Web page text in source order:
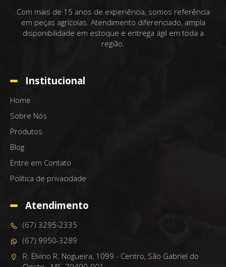
Com mais de 15 anos de experiência, somos referência
em peças agrícolas. Atendimento diferenciado, ampla
disponibilidade em estoque e entrega ágil em toda a
região.
Institucional
Home
Sobre Nós
Produtos
Blog
Entre em Contato
Política de privacidade
Atendimento
(67) 3295-2335
(67) 9950-3289
R. Elvino R. Nogueira, 1099 - Centro, São Gabriel do